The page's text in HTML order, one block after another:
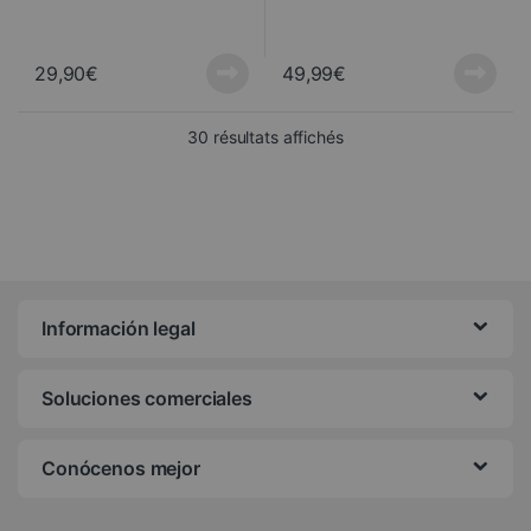
29,90€ 49,99€
30 résultats affichésTrié du plus récent au
Información legal
Soluciones comerciales
Conócenos mejor